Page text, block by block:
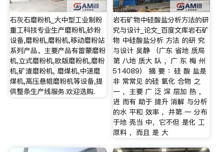
石灰石磨粉机_大中型工业制粉
重工科技专业生产磨粉机,砂粉
设备,磨粉机,磨粉机,移动磨粉站
系列产品。主要产品有雷蒙磨粉
机,立式磨粉机,欧版磨粉机,磨粉
机,矿渣磨粉机, 磨煤机,中速磨
煤机,高压悬辊磨粉机等设备,提
供整条生产线服务.欢迎选购.
岩石矿物中硅酸盐分析方法的研
究与设计_论文_百度文库岩石矿
物 中硅酸盐分析 方法 的研 究
与设计 吴静 （广东 省地 质局
第 八地 质大 队 ，广 东 梅 州
514089） 摘 要 ：硅 酸 盐是
非 常常见 的硅 氧化 合物 之
一 ，主要 广 泛 深 层加 热 ，
进 而有 助于 提升 消解 与分析
的水 平和 效率 ，并第 一 分布
于地 壳当 中，它不但 是化 工
原料 ，而且 是 大